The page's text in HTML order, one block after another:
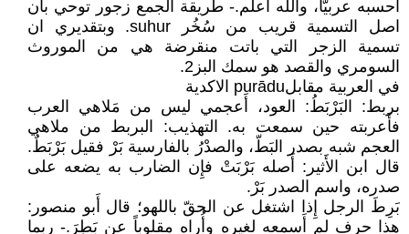
أَحسبه عربيّاً، والله أَعلم.- طريقة الجمع زجور توحي بأن
اصل التسمية قريب من سُخُر suhur. وبتقديري ان
تسمية الزجر التي باتت منقرضة هي من الموروث
السومري والقصد هو سمك البز2.
في العربية مقابلpurādu الاكدية
بربط: البَرْبَطُ: العود، أَعجمي ليس من مَلاهي العرب
فأَعربته حين سمعت به. التهذيب: البربط من ملاهي
العجم شبه بصدر البَطّ، والصدْرُ بالفارسية بَرْ فقيل بَرْبَطٌ.
قال ابن الأَثير: أَصله بَرْبَتْ فإِن الضارب به يضعه على
صدره، واسم الصدر بَرْ.
بَرِطَ الرجل إِذا اشتغل عن الحقّ باللهو؛ قال أَبو منصور:
هذا حرف لم أَسمعه لغيره وأُراه مقلوباً عن بَطِرَ.- ربما